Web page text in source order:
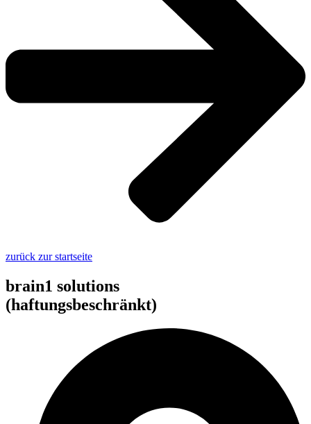
zurück zur startseite
brain1 solutions
(haftungsbeschränkt)